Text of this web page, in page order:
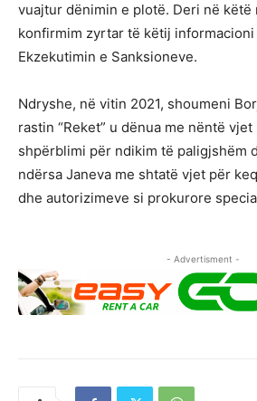
vuajtur dënimin e plotë. Deri në këtë
konfirmim zyrtar të këtij
Ekzekutimin e Sanksioneve.
Ndryshe, në vitin 2021, shoumeni
rastin “Reket” u dënua me nëntë
shpërblimi për ndikim të paligjshëm
ndërsa Janeva me shtatë vjet për
dhe autorizimeve si prokurore
- Advertisment -